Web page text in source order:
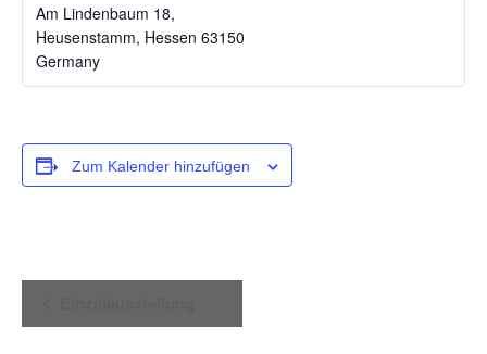
Am Lindenbaum 18,
Heusenstamm, Hessen 63150
Germany
Zum Kalender hinzufügen
Navigation